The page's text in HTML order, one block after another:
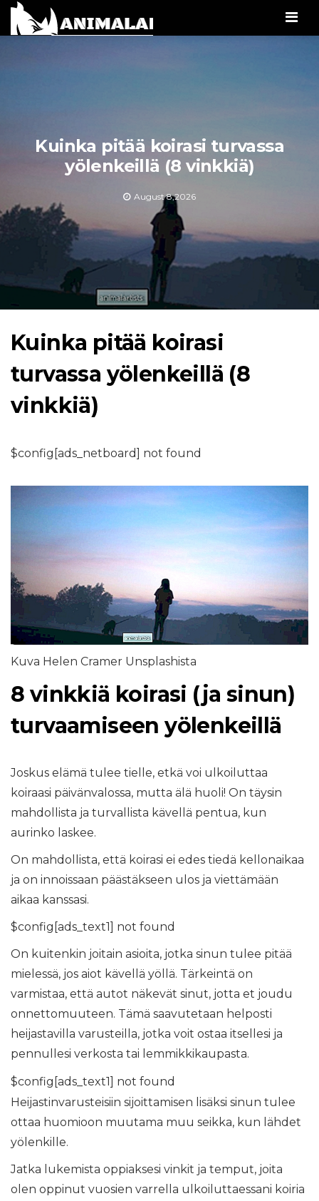
Kuinka pitää koirasi turvassa
yölenkeillä (8 vinkkiä)
August 8,2026
Kuinka pitää koirasi
turvassa yölenkeillä (8
vinkkiä)
$config[ads_netboard] not found
Kuva Helen Cramer Unsplashista
8 vinkkiä koirasi (ja sinun)
turvaamiseen yölenkeillä
Joskus elämä tulee tielle, etkä voi ulkoiluttaa
koiraasi päivänvalossa, mutta älä huoli! On täysin
mahdollista ja turvallista kävellä pentua, kun
aurinko laskee.
On mahdollista, että koirasi ei edes tiedä kellonaikaa
ja on innoissaan päästäkseen ulos ja viettämään
aikaa kanssasi.
$config[ads_text1] not found
On kuitenkin joitain asioita, jotka sinun tulee pitää
mielessä, jos aiot kävellä yöllä. Tärkeintä on
varmistaa, että autot näkevät sinut, jotta et joudu
onnettomuuteen. Tämä saavutetaan helposti
heijastavilla varusteilla, jotka voit ostaa itsellesi ja
pennullesi verkosta tai lemmikkikaupasta.
$config[ads_text1] not found
Heijastinvarusteisiin sijoittamisen lisäksi sinun tulee
ottaa huomioon muutama muu seikka, kun lähdet
yölenkille.
Jatka lukemista oppiaksesi vinkit ja temput, joita
olen oppinut vuosien varrella ulkoiluttaessani koiria